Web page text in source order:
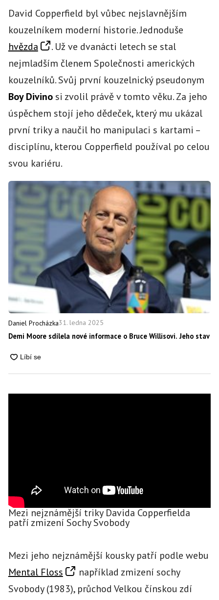
David Copperfield byl vůbec nejslavnějším
kouzelníkem moderní historie. Jednoduše
hvězda
. Už ve dvanácti letech se stal
nejmladším členem Společnosti amerických
kouzelníků. Svůj první kouzelnický pseudonym
Boy Divinosi zvolil právě v tomto věku. Za jeho
úspěchem stojí jeho dědeček, který mu ukázal
první triky a naučil ho manipulaci s kartami –
disciplínu, kterou Copperfield používal po celou
svou kariéru.
Daniel Procházka31. ledna 2025
Demi Moore sdílela nové informace o Bruce Willisovi. Jeho stav
Mezi nejznámější triky Davida Copperfielda
patří zmizení Sochy Svobody
Mezi jeho nejznámější kousky patří podle webu
Mental Floss
například zmizení sochy
Svobody (1983), průchod Velkou čínskou zdí